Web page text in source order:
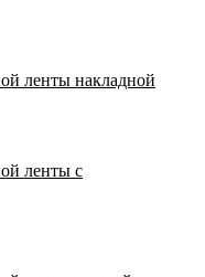
ленты накладной
ленты с